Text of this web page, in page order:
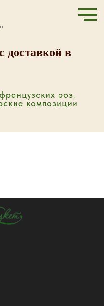
доставкой в
роз,
композиции